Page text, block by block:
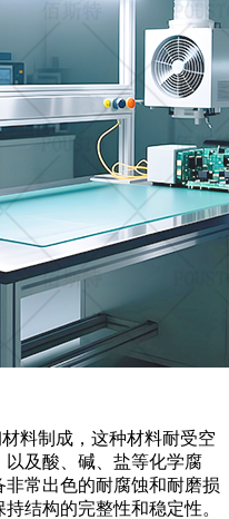
料制成，这种材料耐受空
及酸、碱、盐等化学腐
常出色的耐腐蚀和耐磨损
结构的完整性和稳定性。